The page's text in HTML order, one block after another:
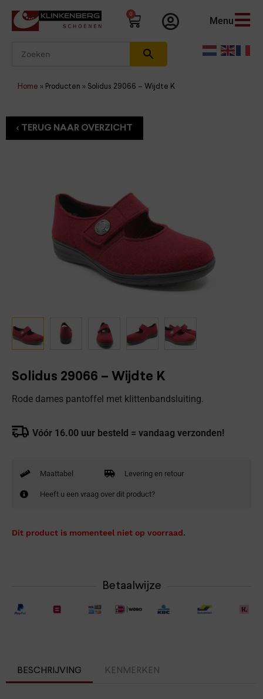
0
Menu
Home » Producten » Solidus 29066 – Wijdte K
Solidus 29066 – Wijdte K
Rode dames pantoffel met klittenbandsluiting.
Vóór 16.00 uur besteld = vandaag verzonden!
Maattabel Levering en retour
Heeft u een vraag over dit product?
Dit product is momenteel niet op voorraad.
Betaalwijze
BESCHRIJVING KENMERKEN